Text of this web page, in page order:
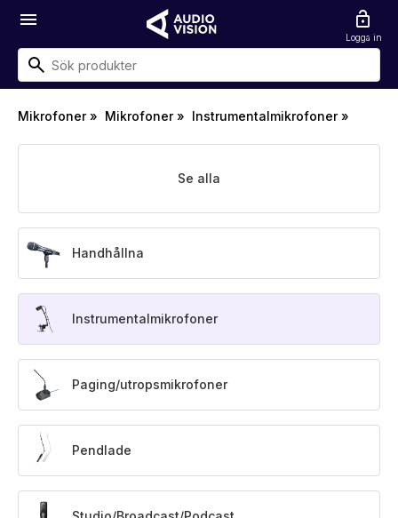
menu lock_open
Logga in
Mikrofoner» Mikrofoner» Instrumentalmikrofoner»
Se alla
Handhållna
Instrumentalmikrofoner
Paging/utropsmikrofoner
Pendlade